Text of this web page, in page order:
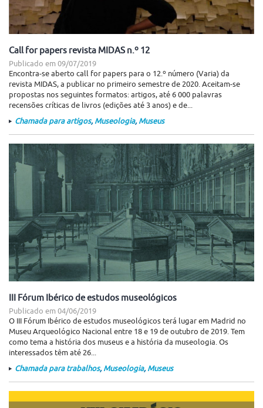
Call for papers revista MIDAS n.º 12
Publicado em 09/07/2019
Encontra-se aberto call for papers para o 12.º número (Varia) da
revista MIDAS, a publicar no primeiro semestre de 2020. Aceitam-se
propostas nos seguintes formatos: artigos, até 6 000 palavras
recensões críticas de livros (edições até 3 anos) e de...
Chamada para artigos, Museologia, Museus
III Fórum Ibérico de estudos museológicos
Publicado em 04/06/2019
O III Fórum Ibérico de estudos museológicos terá lugar em Madrid no
Museu Arqueológico Nacional entre 18 e 19 de outubro de 2019. Tem
como tema a história dos museus e a história da museologia. Os
interessados têm até 26...
Chamada para trabalhos, Museologia, Museus